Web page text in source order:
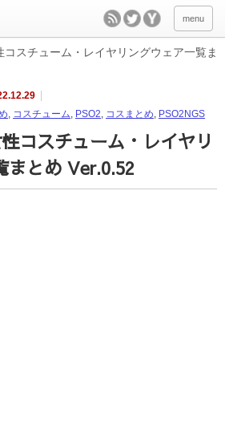
menu
コスチューム・レイヤリングウェア一覧ま
, コスチューム, PSO2, コスまとめ, PSO2NGS
性コスチューム・レイヤリ
まとめ Ver.0.52